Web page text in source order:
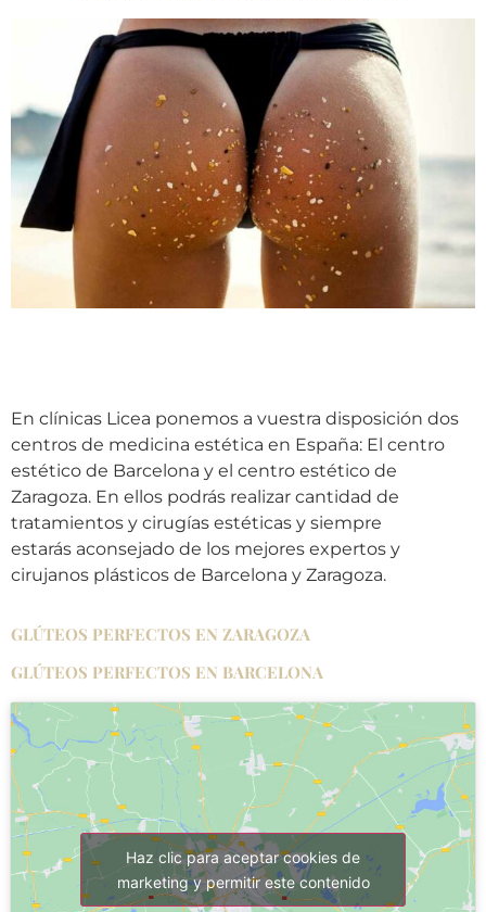
En clínicas Licea ponemos a vuestra disposición dos
centros de medicina estética en España: El centro
estético de Barcelona y el centro estético de
Zaragoza. En ellos podrás realizar cantidad de
tratamientos y cirugías estéticas y siempre
estarás aconsejado de los mejores expertos y
cirujanos plásticos de Barcelona y Zaragoza.
GLÚTEOS PERFECTOS EN ZARAGOZA
GLÚTEOS PERFECTOS EN BARCELONA
Haz clic para aceptar cookies de
marketing y permitir este contenido